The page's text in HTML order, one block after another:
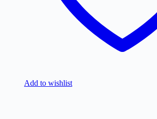
Add to wishlist